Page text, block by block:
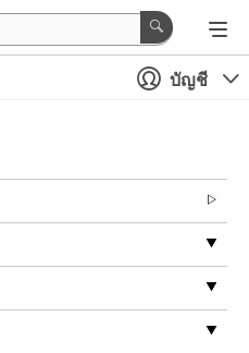
บัญชี